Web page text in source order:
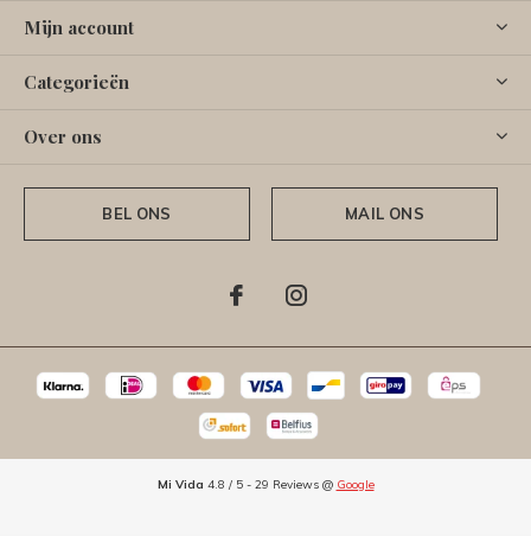
Mijn account
Categorieën
Over ons
BEL ONS MAIL ONS
Mi Vida 4.8 / 5- 29 Reviews @ Google